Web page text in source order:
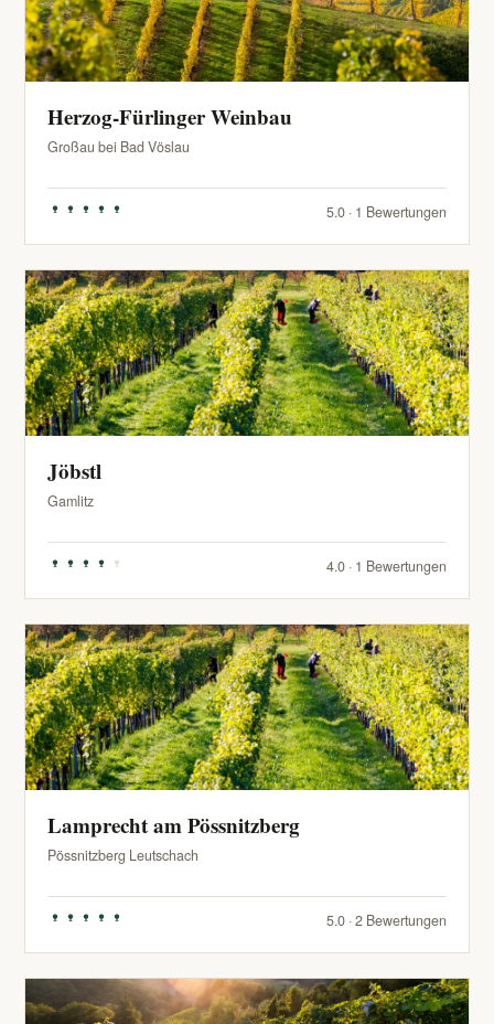
Herzog-Fürlinger Weinbau
Großau bei Bad Vöslau
5.0 · 1 Bewertungen
Jöbstl
Gamlitz
4.0 · 1 Bewertungen
Lamprecht am Pössnitzberg
Pössnitzberg Leutschach
5.0 · 2 Bewertungen